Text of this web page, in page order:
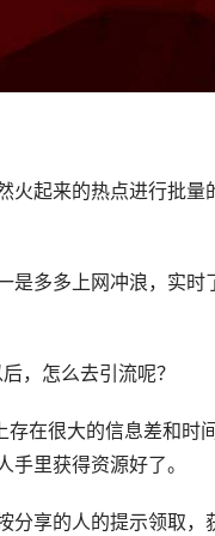
火起来的热点进行批
是多多上网冲浪，实
，怎么去引流呢？
存在很大的信息差和
手里获得资源好了。
分享的人的提示领取，